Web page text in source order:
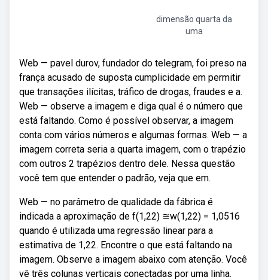
dimensão quarta da
uma
Web — pavel durov, fundador do telegram, foi preso na
frança acusado de suposta cumplicidade em permitir
que transações ilícitas, tráfico de drogas, fraudes e a.
Web — observe a imagem e diga qual é o número que
está faltando. Como é possível observar, a imagem
conta com vários números e algumas formas. Web — a
imagem correta seria a quarta imagem, com o trapézio
com outros 2 trapézios dentro dele. Nessa questão
você tem que entender o padrão, veja que em.
Web — no parâmetro de qualidade da fábrica é
indicada a aproximação de f(1,22) ≅w(1,22) = 1,0516
quando é utilizada uma regressão linear para a
estimativa de 1,22. Encontre o que está faltando na
imagem. Observe a imagem abaixo com atenção. Você
vê três colunas verticais conectadas por uma linha.